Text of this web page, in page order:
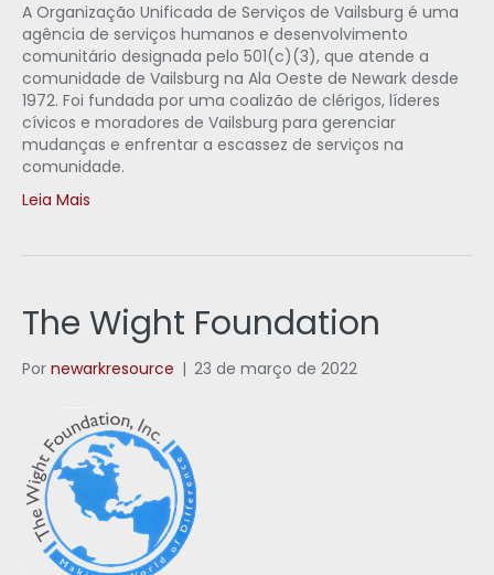
A Organização Unificada de Serviços de Vailsburg é uma
agência de serviços humanos e desenvolvimento
comunitário designada pelo 501(c)(3), que atende a
comunidade de Vailsburg na Ala Oeste de Newark desde
1972. Foi fundada por uma coalizão de clérigos, líderes
cívicos e moradores de Vailsburg para gerenciar
mudanças e enfrentar a escassez de serviços na
comunidade.
Leia Mais
The Wight Foundation
Por newarkresource | 23 de março de 2022